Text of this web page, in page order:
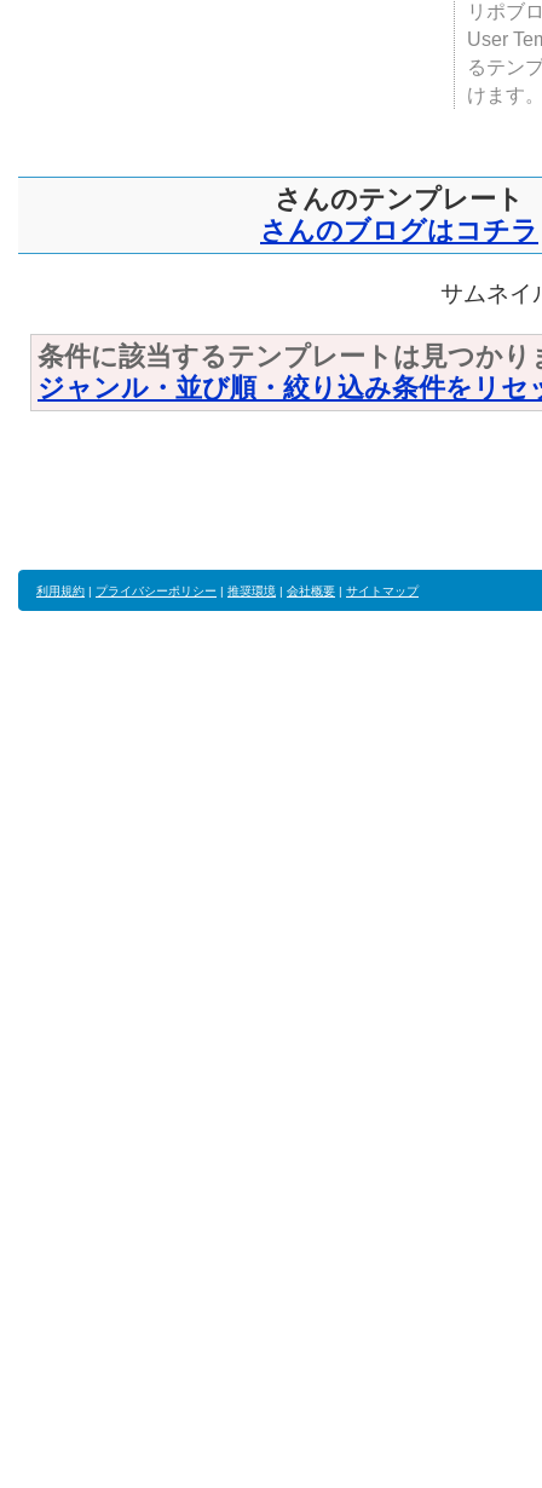
リポブ
User
るテン
けます
さんのテンプレート
さんのブログはコチラ
サムネイ
条件に該当するテンプレートは見つかり
ジャンル・並び順・絞り込み条件をリセ
利用規約 | プライバシーポリシー | 推奨環境 | 会社概要 | サイトマップ